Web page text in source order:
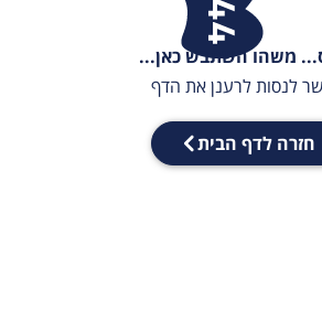
משהו השתבש כאן...
לנסות לרענן את הדף
חזרה לדף הבית